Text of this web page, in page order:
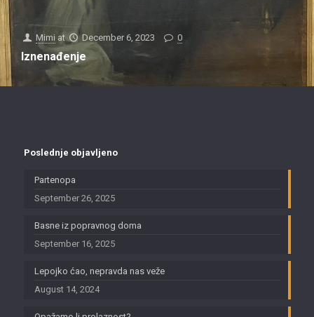
Mimi at December 6, 2023 0
Iznenađenje
Poslednje objavljeno
Partenopa
September 26, 2025
Basne iz popravnog doma
September 16, 2025
Lepojko ćao, nepravda nas veže
August 14, 2024